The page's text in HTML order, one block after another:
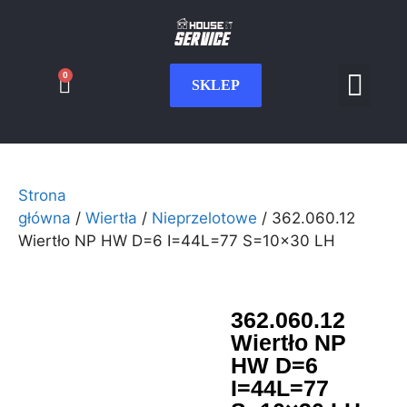
SKLEP
0
Strona
główna / Wiertła / Nieprzelotowe / 362.060.12
Wiertło NP HW D=6 I=44L=77 S=10×30 LH
362.060.12
Wiertło NP
HW D=6
I=44L=77